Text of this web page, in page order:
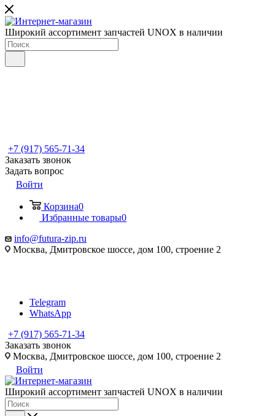
Широкий ассортимент запчастей UNOX в наличии
+7 (917) 565-71-34
Заказать звонок
Задать вопрос
Войти
Корзина0
Избранные товары0
info@futura-zip.ru
Москва, Дмитровское шоссе, дом 100, строение 2
Telegram
WhatsApp
+7 (917) 565-71-34
Заказать звонок
Москва, Дмитровское шоссе, дом 100, строение 2
Войти
Широкий ассортимент запчастей UNOX в наличии